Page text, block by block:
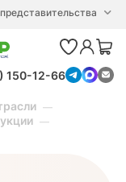
150-12-66